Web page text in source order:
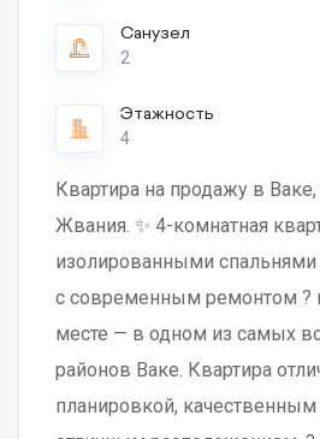
Санузел
2
Этажность
4
Квартира на продажу в
Жвания. ✨ 4-комнатная
изолированными спальнями
с современным ремонтом ?
месте — в одном из самых
районов Ваке. Квартира
планировкой,